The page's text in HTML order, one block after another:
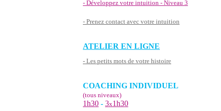
- Développez votre intuition - Niveau 3
- Prenez contact avec votre intuition
ATELIER EN LIGNE
- Les petits mots de votre histoire
COACHING INDIVIDUEL
(tous niveaux)
1h30 - 3x1h30